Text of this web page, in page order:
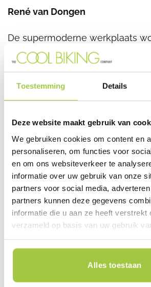
Toestemming Details
Deze website maakt gebruik van
We gebruiken cookies om content en
personaliseren, om functies voor
en om ons websiteverkeer te
informatie over uw gebruik van onze
partners voor social media,
partners kunnen deze gegevens
informatie die u aan ze heeft verstrekt
verzameld op basis van uw gebruik
Alles toestaan
René van Dongen
De supermoderne werkplaats
door o.a. Myron, Peter Paul,
Rick. Myron is all-round
met zijn team alle (kleine)
mijn werk snel en vakkundig kan
aldus Myron.
“Tevens zijn bijna alle
voorraad, ik hoef zelden `nee` te
“Zelfs specialistische racefiets-
onderdelen hebben we hier liggen.
prettig voor mij en voor de klant!”
Company kwam, gewerkt bij
Centre Purmerend.